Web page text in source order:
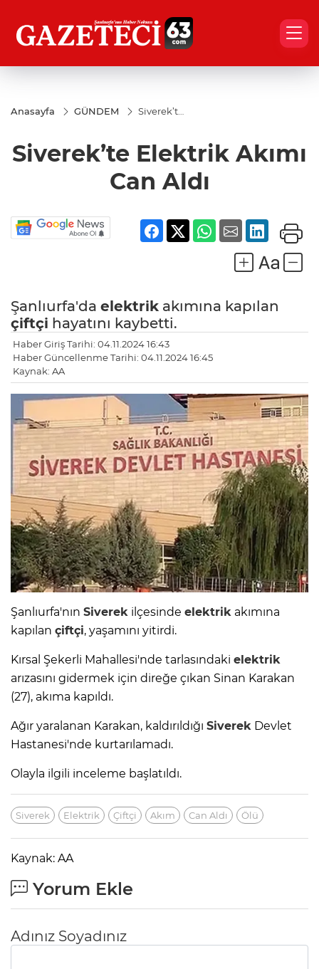
Anasayfa GÜNDEM
Siverek’te
Can Aldı
Siverek’te Elektrik Akımı
Can Aldı
Şanlıurfa'da elektrik akımına kapılan
çiftçi hayatını kaybetti.
Haber Giriş Tarihi: 04.11.2024 16:43
Haber Güncellenme Tarihi: 04.11.2024 16:45
Kaynak: AA
Şanlıurfa'nın Siverek ilçesinde elektrik akımına
kapılan çiftçi, yaşamını yitirdi.
Kırsal Şekerli Mahallesi'nde tarlasındaki elektrik
arızasını gidermek için direğe çıkan Sinan Karakan
(27), akıma kapıldı.
Ağır yaralanan Karakan, kaldırıldığı Siverek Devlet
Hastanesi'nde kurtarılamadı.
Olayla ilgili inceleme başlatıldı.
Siverek Elektrik Çiftçi Akım Can Aldı Ölü
Kaynak: AA
Yorum Ekle
Adınız Soyadınız